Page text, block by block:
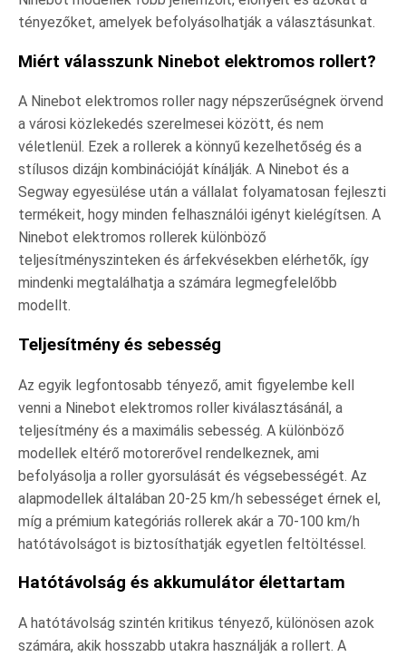
tényezőket, amelyek befolyásolhatják a választásunkat.
Miért válasszunk Ninebot elektromos rollert?
A Ninebot elektromos roller nagy népszerűségnek örvend
a városi közlekedés szerelmesei között, és nem
véletlenül. Ezek a rollerek a könnyű kezelhetőség és a
stílusos dizájn kombinációját kínálják. A Ninebot és a
Segway egyesülése után a vállalat folyamatosan fejleszti
termékeit, hogy minden felhasználói igényt kielégítsen. A
Ninebot elektromos rollerek különböző
teljesítményszinteken és árfekvésekben elérhetők, így
mindenki megtalálhatja a számára legmegfelelőbb
modellt.
Teljesítmény és sebesség
Az egyik legfontosabb tényező, amit figyelembe kell
venni a Ninebot elektromos roller kiválasztásánál, a
teljesítmény és a maximális sebesség. A különböző
modellek eltérő motorerővel rendelkeznek, ami
befolyásolja a roller gyorsulását és végsebességét. Az
alapmodellek általában 20-25 km/h sebességet érnek el,
míg a prémium kategóriás rollerek akár a 70-100 km/h
hatótávolságot is biztosíthatják egyetlen feltöltéssel.
Hatótávolság és akkumulátor élettartam
A hatótávolság szintén kritikus tényező, különösen azok
számára, akik hosszabb utakra használják a rollert. A